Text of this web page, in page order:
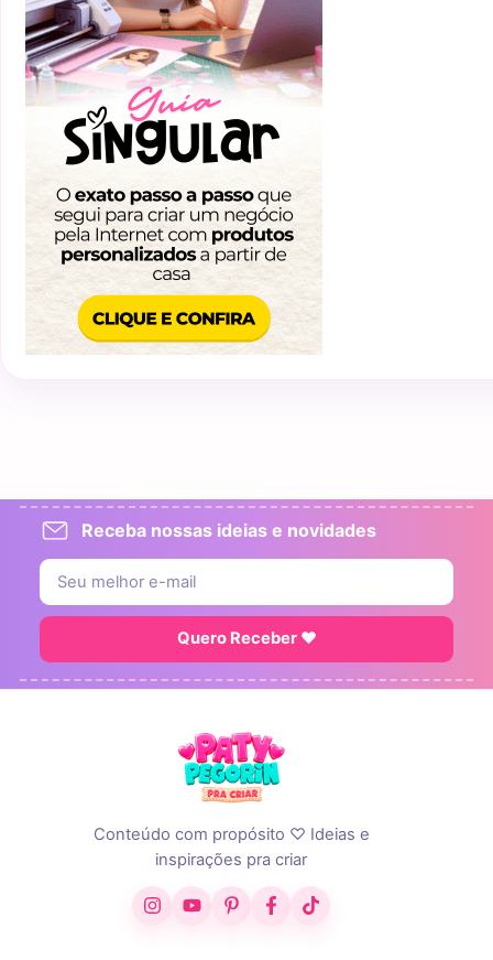
Receba nossas ideias e novidades
Quero Receber ♥
Conteúdo com propósito ♡ Ideias e
inspirações pra criar
InstagramYouTubePinterestFacebook
TikTok